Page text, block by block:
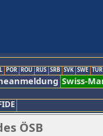
POR ROU RUS SRB SVK SWE TUR
Swiss-
ÖSB